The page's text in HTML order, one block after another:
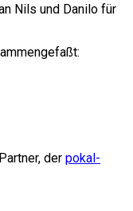
Nils und Danilo für
der pokal-